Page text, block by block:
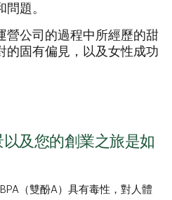
題。
營公司的過程中所經歷的甜
的固有偏見，以及女性成功
及您的創業之旅是如
（雙酚A）具有毒性，對人體